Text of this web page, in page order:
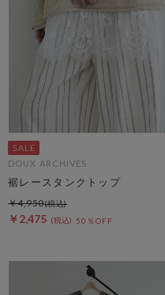
DOUX ARCHIVES
裾レースタンクトップ
￥2,475 50％OFF
￥4,950